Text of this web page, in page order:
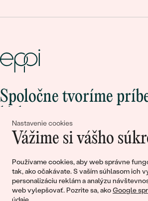
Nastavenie cookies
Vážime si vášho
Používame cookies, aby web správne
tak, ako očakávate. S vaším súhlasom ich
personalizáciu reklám a analýzu
web vylepšovať. Pozrite sa, akoGoogle
Spoločne tvoríme
Pripojte sa k nám!